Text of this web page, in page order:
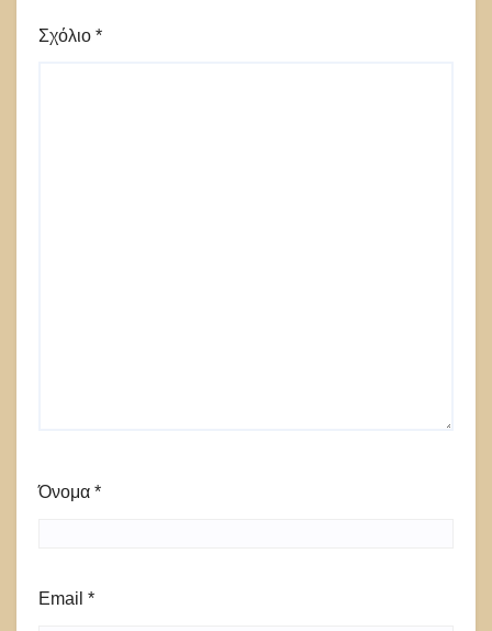
Σχόλιο *
Όνομα *
Email *